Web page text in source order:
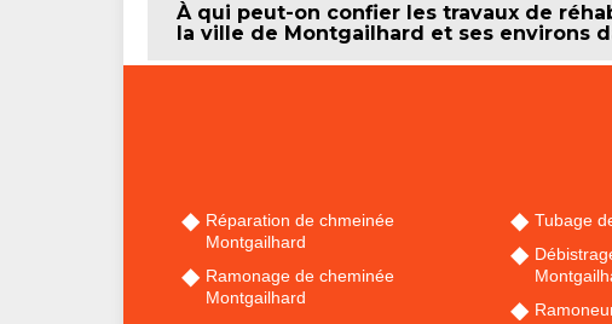
À qui peut-on confier les travaux de
la ville de Montgailhard et ses environs
Réparation de chmeinée
Montgailhard
Ramonage de cheminée
Montgailhard
Tubage